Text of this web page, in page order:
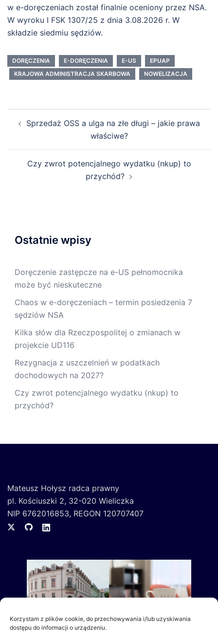
Korzystam z plików cookie, do przechowywania i/lub uzyskiwania
dostępu do informacji o urządzeniu.
w e-doręczeniach został finalnie oceniony przez NSA.
W wyroku I FSK 1307/25 z dnia 3.08.2026 r. W
składzie siedmiu sędziów.
DORĘCZENIA E-DORĘCZENIA E-US
EPUAP
KRAJOWA ADMINISTRACJA SKARBOWA
NOWELIZACJA
wpisuSprzedaż OSS a ulga na złe długi – jakie prawa
właściwe?
Czy zwrot potencjalnego wydatku (nkup) to
przychód?
Ostatnie wpisy
Doręczenie zastępcze na e-US pełnomocnika
może być nieskuteczne
Chaos w e-doręczeniach – termin posiedzenia 7
sędziów NSA
Kilka słów dla Rzeczpospolitej o zmianach w
projekcie UD116
Rezygnacja z uszczelnień w podatkach
dochodowych na 2027?
Czy zwrot potencjalnego wydatku (nkup) to
przychód?
Mateusz Hołysz radca prawny
pl. Kościuszki 2, 32-020 Wieliczka
NIP 6762016853, REGON 120707407